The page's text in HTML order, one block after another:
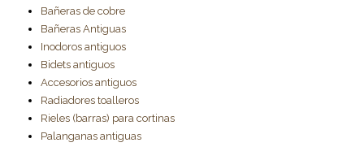
Bañeras de cobre
Bañeras Antiguas
Inodoros antiguos
Bidets antiguos
Accesorios antiguos
Radiadores toalleros
Rieles (barras) para cortinas
Palanganas antiguas